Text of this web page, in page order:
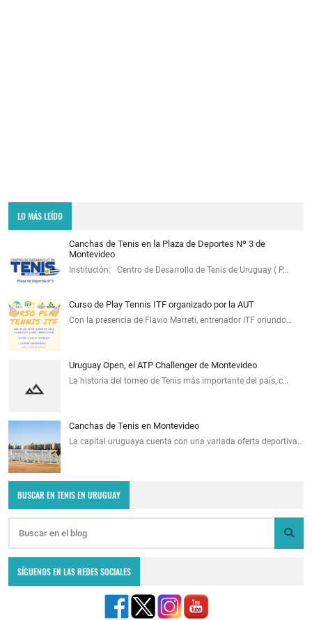
LO MÁS LEÍDO
Canchas de Tenis en la Plaza de Deportes Nº 3 de
Montevideo
Institución: Centro de Desarrollo de Tenis de Uruguay ( P…
Curso de Play Tennis ITF organizado por la AUT
Con la presencia de Flavio Marreti, entrenador ITF oriundo…
Uruguay Open, el ATP Challenger de Montevideo
La historia del torneo de Tenis más importante del país, c…
Canchas de Tenis en Montevideo
La capital uruguaya cuenta con una variada oferta deportiva…
BUSCAR EN TENIS EN URUGUAY
SÍGUENOS EN LAS REDES SOCIALES